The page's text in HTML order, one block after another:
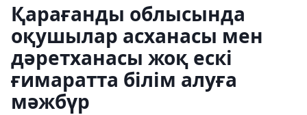
Қарағанды облысында
оқушылар асханасы мен
дәретханасы жоқ ескі
ғимаратта білім алуға
мәжбүр